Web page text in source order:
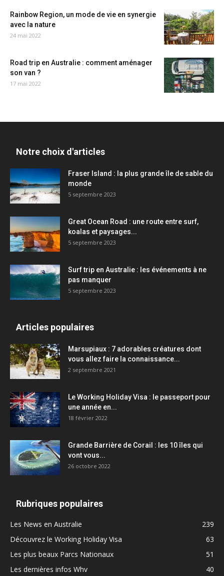
Rainbow Region, un mode de vie en synergie
avec la nature
24 mai 2022
Road trip en Australie : comment aménager
son van ?
17 mai 2022
Notre choix d'articles
Fraser Island : la plus grande île de sable du
monde
5 septembre 2023
Great Ocean Road : une route entre surf,
koalas et paysages...
5 septembre 2023
Surf trip en Australie : les événements à ne
pas manquer
5 septembre 2023
Articles populaires
Marsupiaux : 7 adorables créatures dont
vous allez faire la connaissance...
2 septembre 2021
Le Working Holiday Visa : le passeport pour
une année en...
18 février 2022
Grande Barrière de Corail : les 10 îles qui
vont vous...
26 octobre 2022
Rubriques populaires
Les News en Australie
239
Découvrez le Working Holiday Visa
63
Les plus beaux Parcs Nationaux
51
Les dernières infos Whv
40